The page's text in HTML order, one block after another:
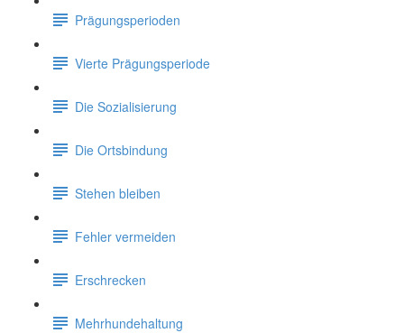
Prägungsperioden
Vierte Prägungsperiode
Die Sozialisierung
Die Ortsbindung
Stehen bleiben
Fehler vermeiden
Erschrecken
Mehrhundehaltung